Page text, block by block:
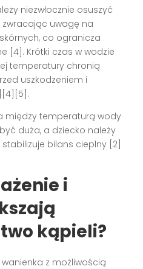
niezwłocznie osuszyć
zwracając uwagę na
co ogranicza
[4]. Krótki czas w wodzie
temperatury chronią
uszkodzeniem i
między temperaturą wody
duża, a dziecko należy
bilans cieplny [2]
i
kąpieli?
z możliwością